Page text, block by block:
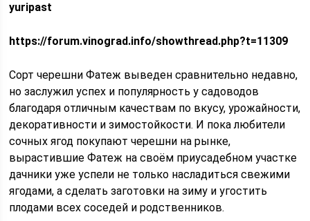
yuripast
https://forum.vinograd.info/showthread.php?t=11309
Сорт черешни Фатеж выведен сравнительно недавно,
но заслужил успех и популярность у садоводов
благодаря отличным качествам по вкусу, урожайности,
декоративности и зимостойкости. И пока любители
сочных ягод покупают черешни на рынке,
вырастившие Фатеж на своём приусадебном участке
дачники уже успели не только насладиться свежими
ягодами, а сделать заготовки на зиму и угостить
плодами всех соседей и родственников.